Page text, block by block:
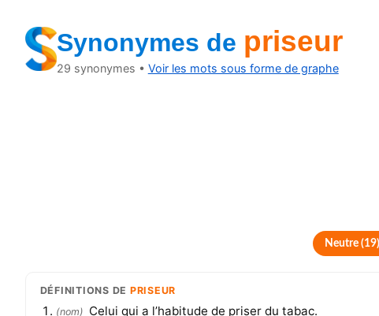
Synonymes de priseur
29 synonymes • Voir les mots sous forme de graphe
Neutre (19)
DÉFINITIONS DE PRISEUR
(nom) Celui qui a l’habitude de priser du tabac.